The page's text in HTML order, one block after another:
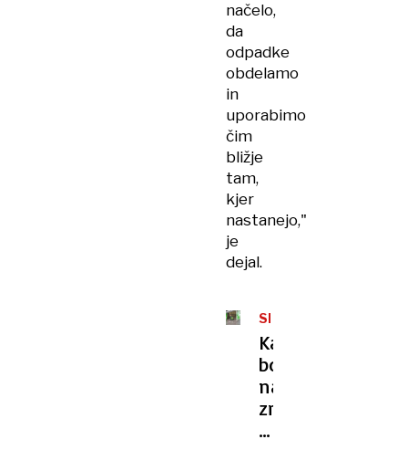
načelo,
da
odpadke
obdelamo
in
uporabimo
čim
bližje
tam,
kjer
nastanejo,"
je
dejal.
SEŽIGALNICA
Kako
bo
na
zrak
vplivala